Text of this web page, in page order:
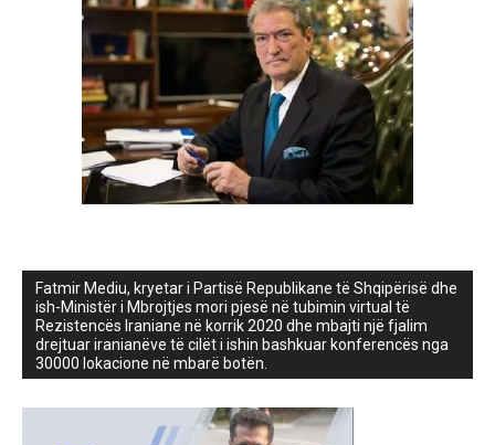
Fatmir Mediu, kryetar i Partisë Republikane të Shqipërisë dhe
ish-Ministër i Mbrojtjes mori pjesë në tubimin virtual të
Rezistencës Iraniane në korrik 2020 dhe mbajti një fjalim
drejtuar iranianëve të cilët i ishin bashkuar konferencës nga
30000 lokacione në mbarë botën.